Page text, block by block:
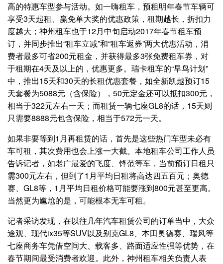
高的特惠车型参与活动。如一嗨租车，预租明年春节车辆可
享受3天起租、赢免单大奖的优惠政策，租期越长，折扣力
度越大；神州租车也于12月中旬启动2017年春节租车预
订，并同步推出“租车立减”和“租车返券”两大优惠活动，消
费者最多可省200元租金，并获得最多3张免费租车券，对
于租期在4天及以上的，优惠更多。瑞卡租车的“早鸟计划”
中，推出15天和30天的长租优惠套餐，如全新凯越预订15
天套餐为5088元（含保险），50元定金还可以抵扣300元，
相当于322元左右一天；而租赁一辆七座GL8的话，15天则
只需要8888元包含保险，相当于572元一天。
如果非要等到1月再租赁的话，首先是这些热门车型未必有
车可租，其次费用也会上涨一大截。本地租车公司工作人员
告诉记者，如老广最爱的飞度、锋范等车，当前预订日租只
需300元左右，但到了1月平均日租将高达四五百元；奥德
赛、GL8等，1月平均日租价格可能要涨到800元甚至更高。
当然更为尴尬的是，可能根本无车可租。
记者采访发现，在以往几年汽车租赁公司的订单当中，大众
途观、现代ix35等SUV以及别克GL8、本田奥德赛、瑞风等
七座商务车凭借空间大、载客多、路面适应性强等优势，在
春节期间最受消费者欢迎。此外，神州租车相关负责人表